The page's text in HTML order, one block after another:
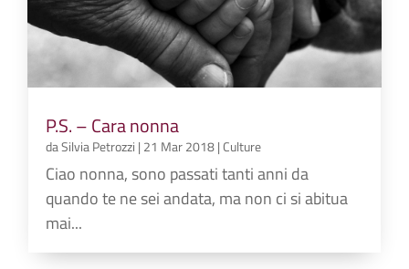
P.S. – Cara nonna
daSilvia Petrozzi | 21 Mar 2018|Culture
Ciao nonna, sono passati tanti anni da
quando te ne sei andata, ma non ci si abitua
mai...